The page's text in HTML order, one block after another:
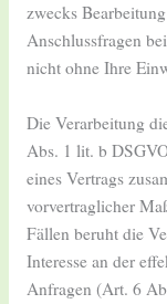
zwecks
Anschlussfragen
nicht ohne Ihre
Die Verarbeitung
Abs. 1 lit. b
eines Vertrags
vorvertraglicher
Fällen beruht die
Interesse an der
Anfragen (Art. 6